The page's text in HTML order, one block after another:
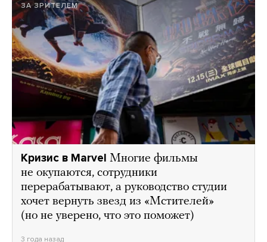
ЗА ЗРИТЕЛЕМ
Кризис в Marvel Многие фильмы
не окупаются, сотрудники
перерабатывают, а руководство студии
хочет вернуть звезд из «Мстителей»
(но не уверено, что это поможет)
3 года назад